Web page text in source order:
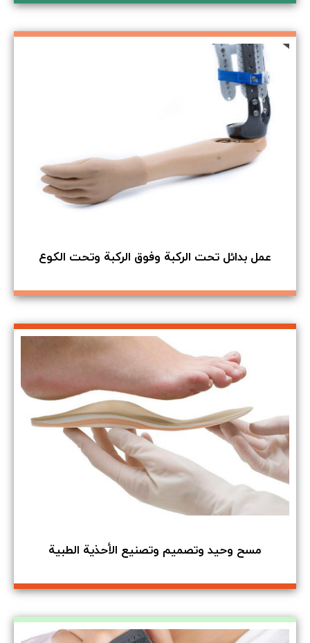
عمل بدائل تحت الركبة وفوق الركبة وتحت الكوع
مسح وحيد وتصميم وتصنيع الأحذية الطبية